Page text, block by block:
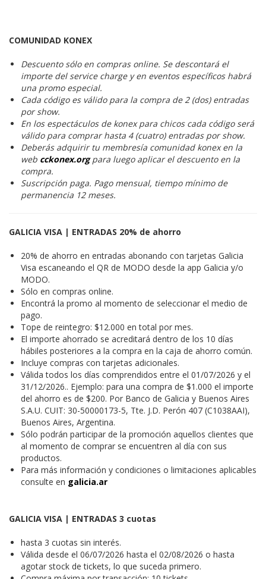
COMUNIDAD KONEX
Descuento sólo en compras online. Se descontará el
importe del service charge y en eventos específicos habrá
una promo especial.
Cada código es válido para la compra de 2 (dos) entradas
por show.
En los espectáculos de konex para chicos cada código será
válido para comprar hasta 4 (cuatro) entradas por show.
Deberás adquirir tu membresía comunidad konex en la
web cckonex.org para luego aplicar el descuento en la
compra.
Suscripción paga. Pago mensual, tiempo mínimo de
permanencia 12 meses.
GALICIA VISA | ENTRADAS 20% de ahorro
20% de ahorro en entradas abonando con tarjetas Galicia
Visa escaneando el QR de MODO desde la app Galicia y/o
MODO.
Sólo en compras online.
Encontrá la promo al momento de seleccionar el medio de
pago.
Tope de reintegro: $12.000 en total por mes.
El importe ahorrado se acreditará dentro de los 10 días
hábiles posteriores a la compra en la caja de ahorro común.
Incluye compras con tarjetas adicionales.
Válida todos los días comprendidos entre el 01/07/2026 y el
31/12/2026.. Ejemplo: para una compra de $1.000 el importe
del ahorro es de $200. Por Banco de Galicia y Buenos Aires
S.A.U. CUIT: 30-50000173-5, Tte. J.D. Perón 407 (C1038AAI),
Buenos Aires, Argentina.
Sólo podrán participar de la promoción aquellos clientes que
al momento de comprar se encuentren al día con sus
productos.
Para más información y condiciones o limitaciones aplicables
consulte en galicia.ar
GALICIA VISA | ENTRADAS 3 cuotas
hasta 3 cuotas sin interés.
Válida desde el 06/07/2026 hasta el 02/08/2026 o hasta
agotar stock de tickets, lo que suceda primero.